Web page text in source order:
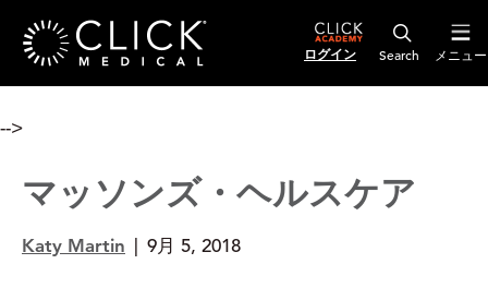
ログイン メニュー
-->
マッソンズ・ヘルスケア
Katy Martin 9月 5, 2018